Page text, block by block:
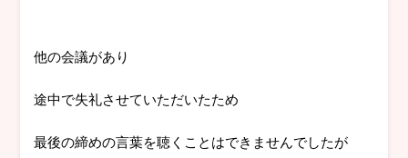
他の会議があり
途中で失礼させていただいたため
最後の締めの言葉を聴くことはできませんでしたが